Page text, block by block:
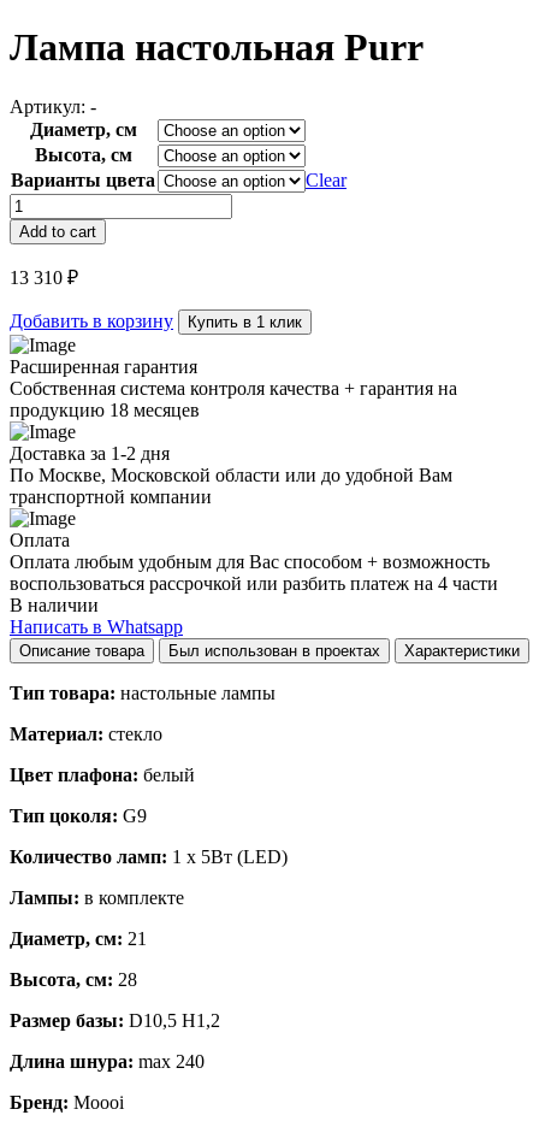
Лампа настольная Purr
Артикул: -
Диаметр, см
Высота, см
Варианты цвета
Clear
Лампа
настольная
Purr
quantity
Add to cart
13 310 ₽
Добавить в корзину Купить в 1 клик
Расширенная гарантия
Собственная система контроля качества + гарантия на
продукцию 18 месяцев
Доставка за 1-2 дня
По Москве, Московской области или до удобной Вам
транспортной компании
Оплата
Оплата любым удобным для Вас способом + возможность
воспользоваться рассрочкой или разбить платеж на 4 части
В наличии
Написать в Whatsapp
Описание товара Был использован в проектах Характеристики
Тип товара: настольные лампы
Материал: стекло
Цвет плафона: белый
Тип цоколя: G9
Количество ламп: 1 x 5Вт (LED)
Лампы: в комплекте
Диаметр, см: 21
Высота, см: 28
Размер базы: D10,5 H1,2
Длина шнура: max 240
Бренд: Moooi